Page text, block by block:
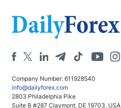
Company Number: 611928540
info@dailyforex.com
2803 Philadelphia Pike
Suite B #287 Claymont, DE 19703, USA